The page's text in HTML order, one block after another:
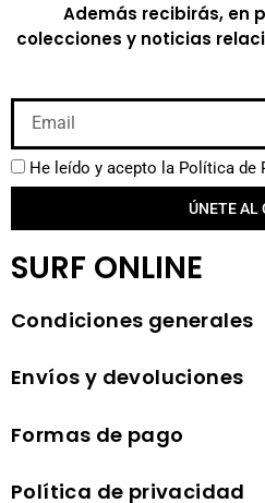
Además recibirás, en
colecciones y noticias
He leído y acepto la Política de
ÚNETE AL
SURF ONLINE
Condiciones generales
Envíos y devoluciones
Formas de pago
Política de privacidad